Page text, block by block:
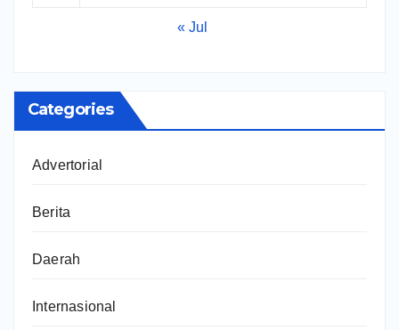
« Jul
Categories
Advertorial
Berita
Daerah
Internasional